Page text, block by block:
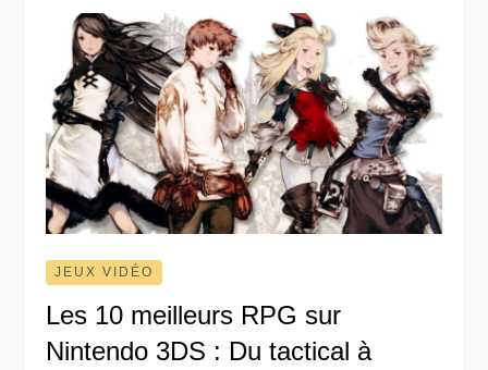
JEUX VIDÉO
Les 10 meilleurs RPG sur
Nintendo 3DS : Du tactical à